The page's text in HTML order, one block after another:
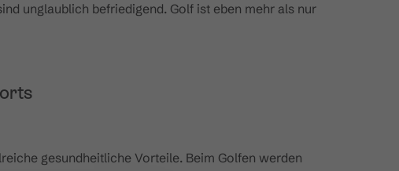
unglaublich befriedigend. Golf ist eben mehr als nur
gesundheitliche Vorteile. Beim Golfen werden